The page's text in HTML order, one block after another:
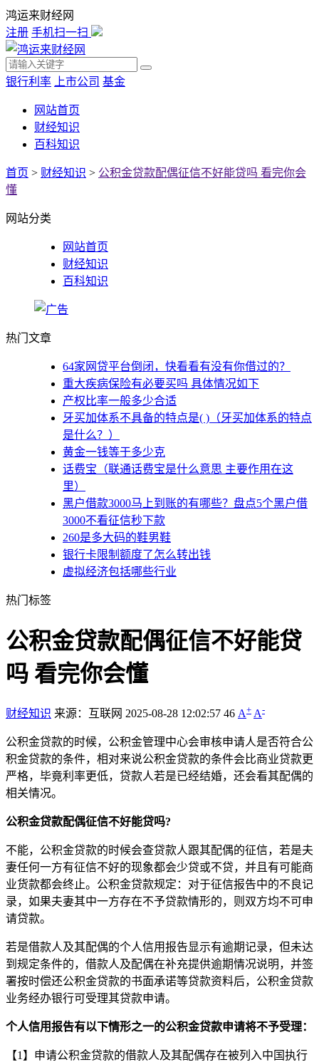
鸿运来财经网
注册 手机扫一扫
银行利率 上市公司 基金
网站首页
财经知识
百科知识
首页 > 财经知识 > 公积金贷款配偶征信不好能贷吗 看完你会
懂
网站分类
网站首页
财经知识
百科知识
热门文章
64家网贷平台倒闭，快看看有没有你借过的？
重大疾病保险有必要买吗 具体情况如下
产权比率一般多少合适
牙买加体系不具备的特点是( )（牙买加体系的特点
是什么？）
黄金一钱等于多少克
话费宝（联通话费宝是什么意思 主要作用在这
里）
黑户借款3000马上到账的有哪些？盘点5个黑户借
3000不看征信秒下款
260是多大码的鞋男鞋
银行卡限制额度了怎么转出钱
虚拟经济包括哪些行业
热门标签
公积金贷款配偶征信不好能贷
吗 看完你会懂
财经知识 来源：互联网 2025-08-28 12:02:57 46 A+ A-
公积金贷款的时候，公积金管理中心会审核申请人是否符合公
积金贷款的条件，相对来说公积金贷款的条件会比商业贷款更
严格，毕竟利率更低，贷款人若是已经结婚，还会看其配偶的
相关情况。
公积金贷款配偶征信不好能贷吗?
不能，公积金贷款的时候会查贷款人跟其配偶的征信，若是夫
妻任何一方有征信不好的现象都会少贷或不贷，并且有可能商
业货款都会终止。公积金贷款规定：对于征信报告中的不良记
录，如果夫妻其中一方存在不予贷款情形的，则双方均不可申
请贷款。
若是借款人及其配偶的个人信用报告显示有逾期记录，但未达
到规定条件的，借款人及配偶在补充提供逾期情况说明，并签
署按时偿还公积金贷款的书面承诺等贷款资料后，公积金贷款
业务经办银行可受理其贷款申请。
个人信用报告有以下情形之一的公积金贷款申请将不予受理：
【1】申请公积金贷款的借款人及其配偶存在被列入中国执行